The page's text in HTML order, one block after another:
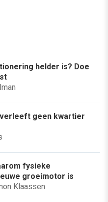
helder is? Doe
geen kwartier
fysieke
groeimotor is
Klaassen